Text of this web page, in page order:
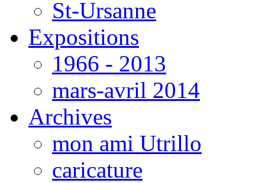
St-Ursanne
Expositions
1966 - 2013
mars-avril 2014
Archives
mon ami Utrillo
caricature